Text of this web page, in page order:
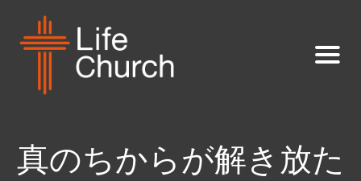
真のちからが解き放た